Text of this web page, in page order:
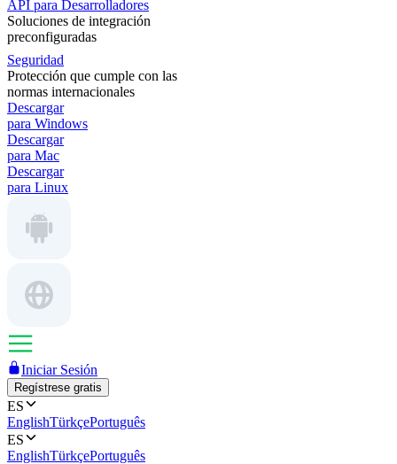
API para Desarrolladores
Soluciones de integración
preconfiguradas
Seguridad
Protección que cumple con las
normas internacionales
Descargar
para Windows
Descargar
para Mac
Descargar
para Linux
Iniciar Sesión
Regístrese gratis
ES
EnglishTürkçePortuguês
ES
EnglishTürkçePortuguês